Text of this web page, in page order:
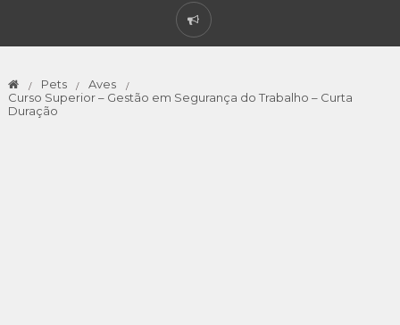
Pets
Aves
Curso Superior – Gestão em Segurança do Trabalho – Curta
Duração